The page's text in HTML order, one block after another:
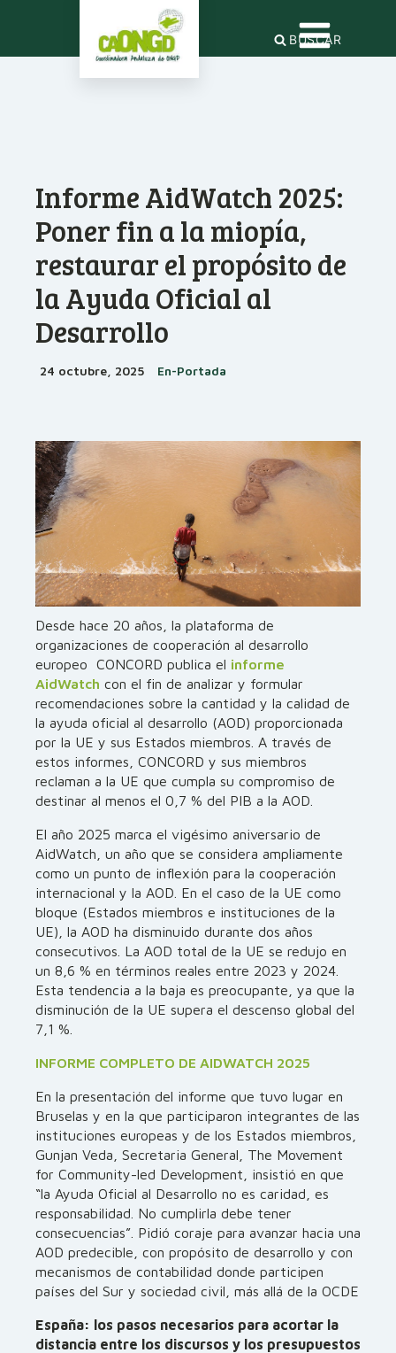
BUSCAR
Informe AidWatch 2025:
Poner fin a la miopía,
restaurar el propósito de
la Ayuda Oficial al
Desarrollo
24 octubre, 2025 En-Portada
Desde hace 20 años, la plataforma de
organizaciones de cooperación al desarrollo
europeo CONCORD publica el informe
AidWatch con el fin de analizar y formular
recomendaciones sobre la cantidad y la calidad de
la ayuda oficial al desarrollo (AOD) proporcionada
por la UE y sus Estados miembros. A través de
estos informes, CONCORD y sus miembros
reclaman a la UE que cumpla su compromiso de
destinar al menos el 0,7 % del PIB a la AOD.
El año 2025 marca el vigésimo aniversario de
AidWatch, un año que se considera ampliamente
como un punto de inflexión para la cooperación
internacional y la AOD. En el caso de la UE como
bloque (Estados miembros e instituciones de la
UE), la AOD ha disminuido durante dos años
consecutivos. La AOD total de la UE se redujo en
un 8,6 % en términos reales entre 2023 y 2024.
Esta tendencia a la baja es preocupante, ya que la
disminución de la UE supera el descenso global del
7,1 %.
INFORME COMPLETO DE AIDWATCH 2025
En la presentación del informe que tuvo lugar en
Bruselas y en la que participaron integrantes de las
instituciones europeas y de los Estados miembros,
Gunjan Veda, Secretaria General, The Movement
for Community-led Development, insistió en que
“la Ayuda Oficial al Desarrollo no es caridad, es
responsabilidad. No cumplirla debe tener
consecuencias”. Pidió coraje para avanzar hacia una
AOD predecible, con propósito de desarrollo y con
mecanismos de contabilidad donde participen
países del Sur y sociedad civil, más allá de la OCDE
España: los pasos necesarios para acortar la
distancia entre los discursos y los presupuestos